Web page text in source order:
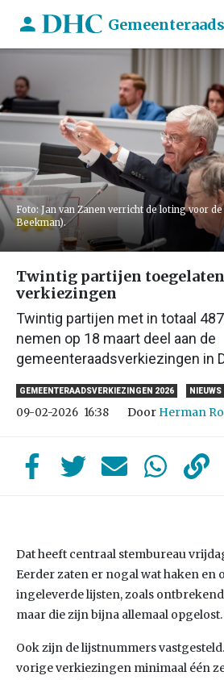
Foto: Jan van Zanen verricht de loting voor
Beekman).
Twintig partijen toegelaten
verkiezingen
Twintig partijen met in totaal
nemen op 18 maart deel aan de
gemeenteraadsverkiezingen in
GEMEENTERAADSVERKIEZINGEN 2026 NIEUWS
09-02-2026 16:38 Door Herman
Dat heeft centraal stembureau
Eerder zaten er nogal wat haken en
ingeleverde lijsten, zoals
maar die zijn bijna allemaal opgelost.
Ook zijn de lijstnummers
vorige verkiezingen minimaal één